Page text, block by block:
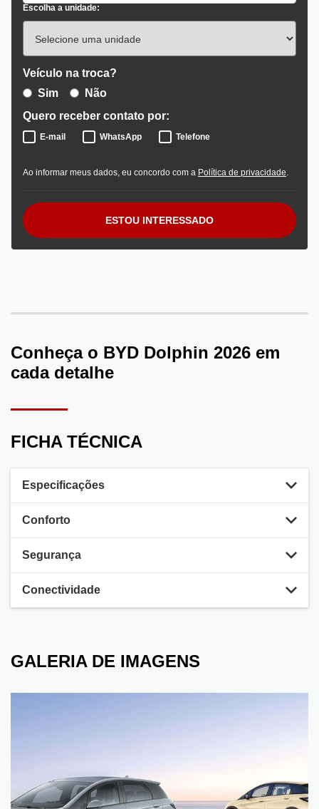
Escolha a unidade:
Veículo na troca?
Sim
Não
Quero receber contato por:
E-mail WhatsApp Telefone
Ao informar meus dados, eu concordo com a Política de privacidade
ESTOU INTERESSADO
Conheça o BYD Dolphin 2026 em
cada detalhe
FICHA TÉCNICA
Especificações
Conforto
Segurança
Conectividade
GALERIA DE IMAGENS